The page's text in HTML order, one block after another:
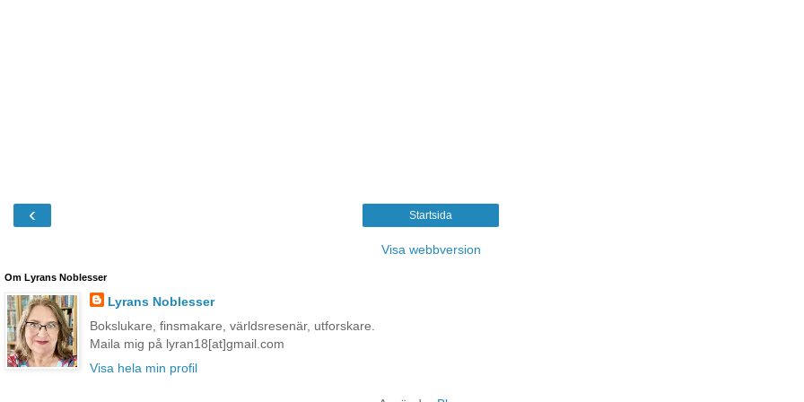
‹ Startsida
Visa webbversion
Om Lyrans Noblesser
Lyrans Noblesser
Bokslukare, finsmakare, världsresenär, utforskare.
Maila mig på lyran18[at]gmail.com
Visa hela min profil